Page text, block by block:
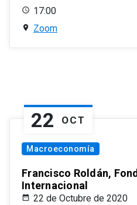
17:00
Zoom
22 OCT
Macroeconomía
Francisco Roldán,
Internacional
22 de Octubre de 2020